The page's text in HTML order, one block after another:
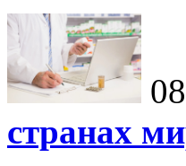
странах